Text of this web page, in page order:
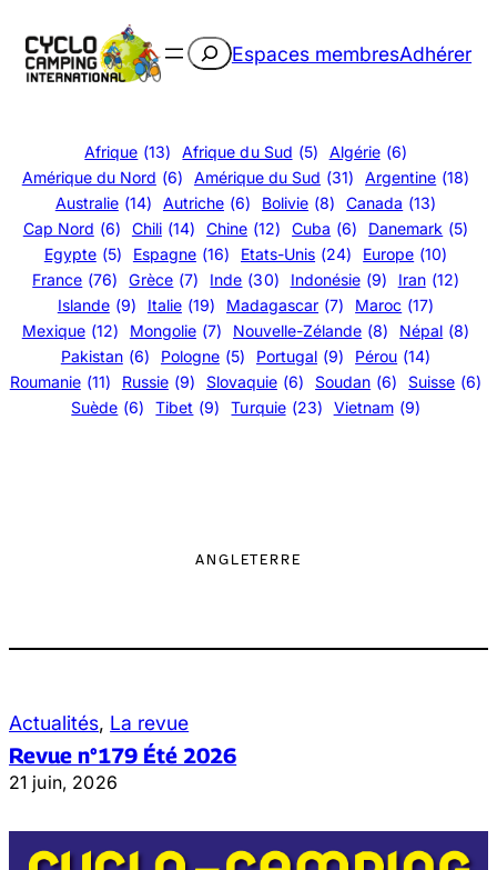
au
contenu
Rechercher
Espaces membresAdhérer
Afrique (13) Afrique du Sud (5) Algérie (6)
Amérique du Nord (6) Amérique du Sud (31) Argentine (18)
Australie (14) Autriche (6) Bolivie (8) Canada (13)
Cap Nord (6) Chili (14) Chine (12) Cuba (6) Danemark (5)
Egypte (5) Espagne (16) Etats-Unis (24) Europe (10)
France (76) Grèce (7) Inde (30) Indonésie (9) Iran (12)
Islande (9) Italie (19) Madagascar (7) Maroc (17)
Mexique (12) Mongolie (7) Nouvelle-Zélande (8) Népal (8)
Pakistan (6) Pologne (5) Portugal (9) Pérou (14)
Roumanie (11) Russie (9) Slovaquie (6) Soudan (6) Suisse (6)
Suède (6) Tibet (9) Turquie (23) Vietnam (9)
ANGLETERRE
Actualités, La revue
Revue n°179 Été 2026
21 juin, 2026